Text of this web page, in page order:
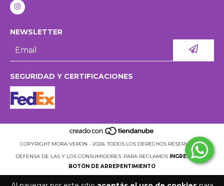
NEWSLETTER
SEGURIDAD Y CERTIFICACIONES
COPYRIGHT MORA VERON - 2026. TODOS LOS DERECHOS RESERVADOS.
DEFENSA DE LAS Y LOS CONSUMIDORES. PARA RECLAMOS
INGRESÁ ACÁ.
BOTÓN DE ARREPENTIMIENTO